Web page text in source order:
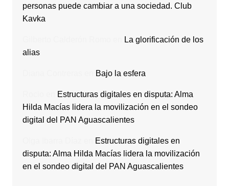
personas puede cambiar a una sociedad. Club
Kavka
La glorificación de los
alias
Bajo la esfera
Estructuras digitales en disputa: Alma
Hilda Macías lidera la movilización en el sondeo
digital del PAN Aguascalientes
Estructuras digitales en
disputa: Alma Hilda Macías lidera la movilización
en el sondeo digital del PAN Aguascalientes